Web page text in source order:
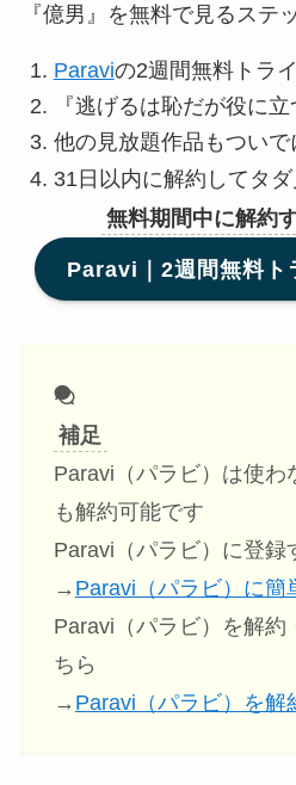
『億男』を無料で見るステ
Paraviの2週間無料トラ
『逃げるは恥だが役に
他の見放題作品もついで
31日以内に解約してタダ
無料期間中に解約
Paravi｜2週間無料ト
補足
Paravi（パラビ）は使わ
も解約可能です
Paravi（パラビ）に登録
→ Paravi（パラビ）に簡
Paravi（パラビ）を解約
ちら
→ Paravi（パラビ）を解